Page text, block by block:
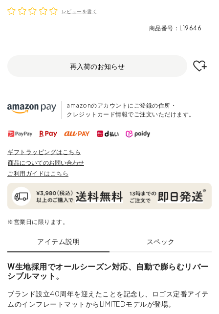
レビューを書く
商品番号 L19646
再入荷のお知らせ
amazonのアカウントにご登録の住所・
クレジットカード情報でご注文いただけます。
ギフトラッピングはこちら
商品についてのお問い合わせ
ご利用ガイドはこちら
※営業日に限ります。
アイテム説明 スペック
W生地採用でオールシーズン対応、自動で膨らむリバー
シブルマット。
ブランド設立40周年を迎えたことを記念し、ロゴス定番アイテ
ムのインフレートマットからLIMITEDモデルが登場。